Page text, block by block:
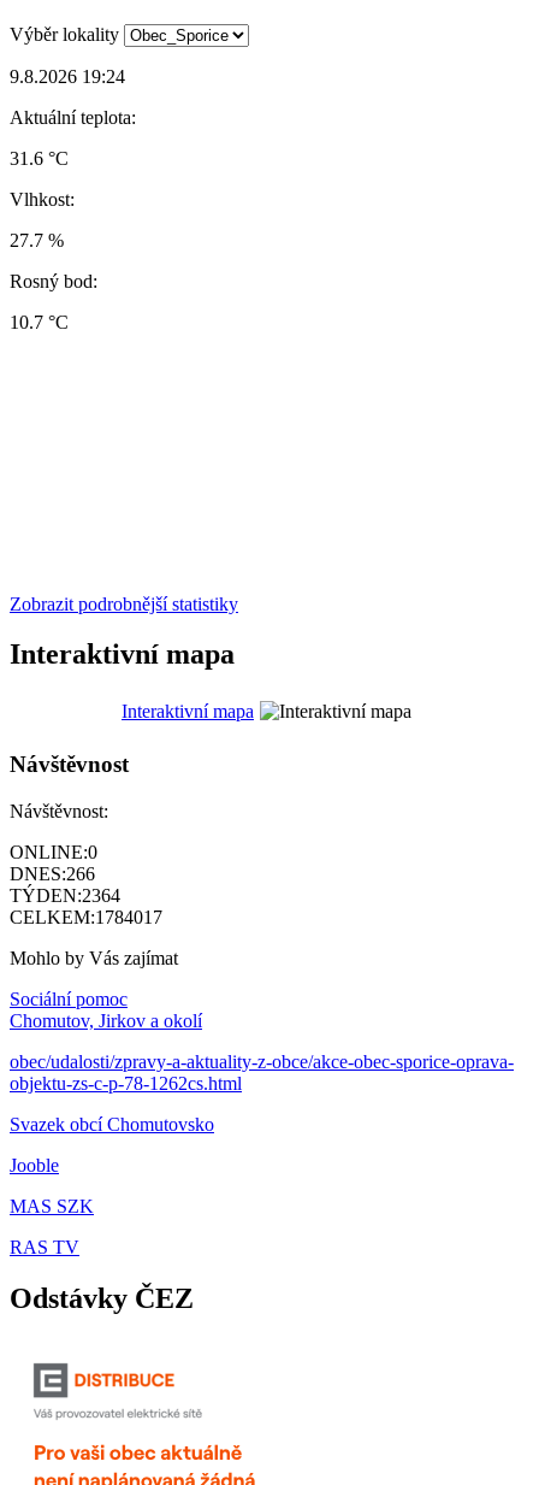
Výběr lokality
9.8.2026 19:24
Aktuální teplota:
31.6 °C
Vlhkost:
27.7 %
Rosný bod:
10.7 °C
Zobrazit podrobnější statistiky
Interaktivní mapa
Interaktivní mapa
Návštěvnost
Návštěvnost:
ONLINE:0
DNES:266
TÝDEN:2364
CELKEM:1784017
Mohlo by Vás zajímat
Sociální pomoc
Chomutov, Jirkov a okolí
obec/udalosti/zpravy-a-aktuality-z-obce/akce-obec-sporice-oprava-
objektu-zs-c-p-78-1262cs.html
Svazek obcí Chomutovsko
Jooble
MAS SZK
RAS TV
Odstávky ČEZ